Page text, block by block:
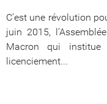
C’est une révolution
juin 2015,
Macron qui
licenciement...